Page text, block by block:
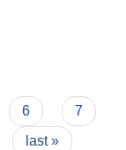
6
7
last »